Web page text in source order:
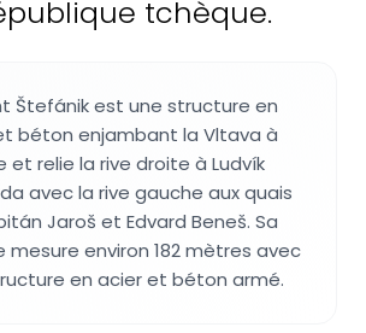
tchèque.
Štefánik est une structure en
béton enjambant la Vltava à
et relie la rive droite à Ludvík
avec la rive gauche aux quais
Jaroš et Edvard Beneš. Sa
mesure environ 182 mètres avec
en acier et béton armé.